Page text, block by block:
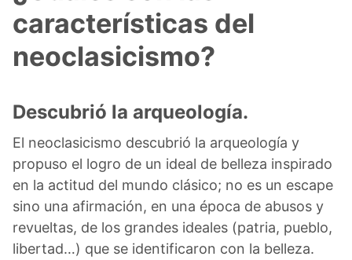
características del
neoclasicismo?
Descubrió la arqueología.
El neoclasicismo descubrió la arqueología y
propuso el logro de un ideal de belleza inspirado
en la actitud del mundo clásico; no es un escape
sino una afirmación, en una época de abusos y
revueltas, de los grandes ideales (patria, pueblo,
libertad…) que se identificaron con la belleza.